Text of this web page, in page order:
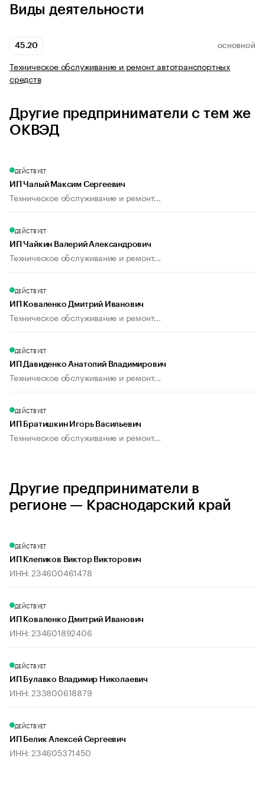
Виды деятельности
45.20 ОСНОВНОЙ
Техническое обслуживание и ремонт автотранспортных
средств
Другие предприниматели с тем же
ОКВЭД
ДЕЙСТВУЕТ
ИП Чалый Максим Сергеевич
Техническое обслуживание и ремонт...
ДЕЙСТВУЕТ
ИП Чайкин Валерий Александрович
Техническое обслуживание и ремонт...
ДЕЙСТВУЕТ
ИП Коваленко Дмитрий Иванович
Техническое обслуживание и ремонт...
ДЕЙСТВУЕТ
ИП Давиденко Анатолий Владимирович
Техническое обслуживание и ремонт...
ДЕЙСТВУЕТ
ИП Братишкин Игорь Васильевич
Техническое обслуживание и ремонт...
Другие предприниматели в
регионе — Краснодарский край
ДЕЙСТВУЕТ
ИП Клепиков Виктор Викторович
ИНН: 234600461478
ДЕЙСТВУЕТ
ИП Коваленко Дмитрий Иванович
ИНН: 234601892406
ДЕЙСТВУЕТ
ИП Булавко Владимир Николаевич
ИНН: 233800618879
ДЕЙСТВУЕТ
ИП Белик Алексей Сергеевич
ИНН: 234605371450